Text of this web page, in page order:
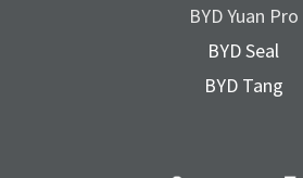
BYD Yuan Pro
BYD Seal
BYD Tang